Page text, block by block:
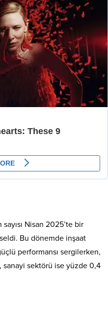
Nisan 2025’te bir
Bu dönemde inşaat
performansı sergilerken,
sektörü ise yüzde 0,4